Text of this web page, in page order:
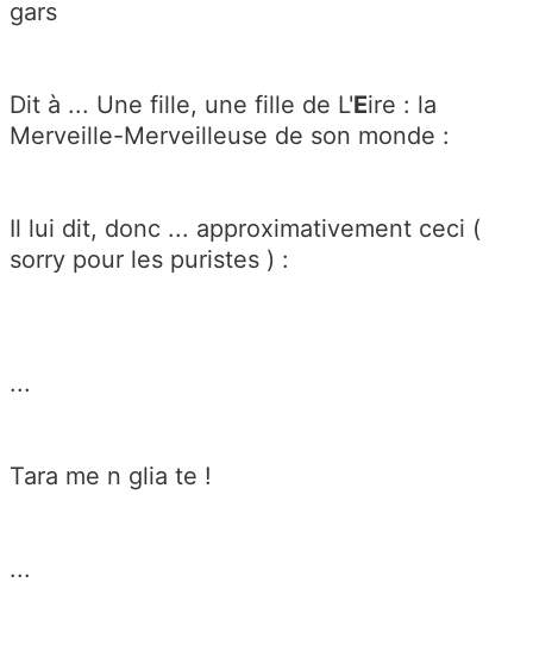
gars
Dit à ... Une fille, une fille de L'Eire : la
Merveille-Merveilleuse de son monde :
Il lui dit, donc ... approximativement ceci (
sorry pour les puristes ) :
...
Tara me n glia te !
...